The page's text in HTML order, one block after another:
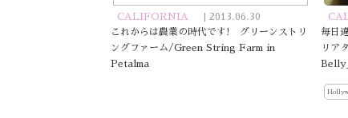
CALIFORNIA
| 2013.06.30
これからは農業の時代です! グリーンストリ
ングファーム/Green String Farm in
Petalma
毎日
リア
Belly